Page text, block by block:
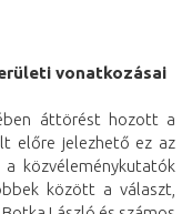
vonatkozásai
áttörést hozott a
előre jelezhető ez az
közvéleménykutatók
között a választ,